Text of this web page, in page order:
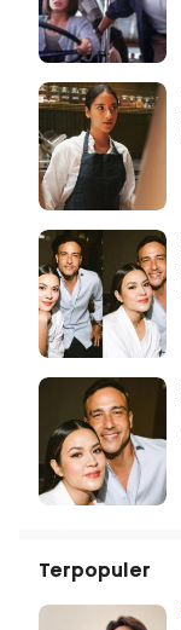
Terpopuler